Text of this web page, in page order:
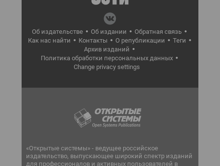
Об издательстве Об издании
Обратная связь
Как нас найти
Контакты О републикации
Теги
Архив изданий
Политика обработки персональных данных
Change privacy settings
«Открытые системы» - ведущее российское
издательство, выпускающее широкий спектр изданий
для профессионалов и активных пользователей в